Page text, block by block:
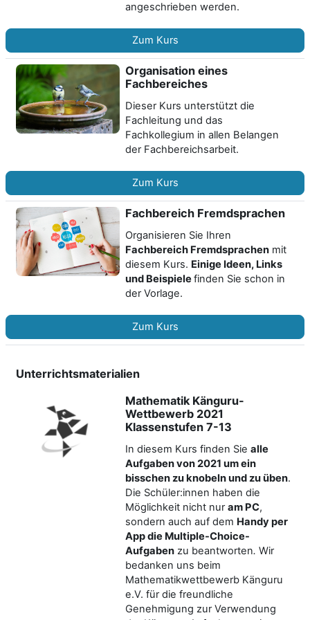
angeschrieben werden.
Zum Kurs
Organisation eines
Fachbereiches
Dieser Kurs unterstützt die
Fachleitung und das
Fachkollegium in allen Belangen
der Fachbereichsarbeit.
Zum Kurs
Fachbereich Fremdsprachen
Organisieren Sie Ihren
Fachbereich Fremdsprachen mit
diesem Kurs. Einige Ideen, Links
und Beispielefinden Sie schon in
der Vorlage.
Zum Kurs
Unterrichtsmaterialien
Mathematik Känguru-
Wettbewerb 2021
Klassenstufen 7-13
In diesem Kurs finden Sie alle
Aufgaben von 2021 um ein
bisschen zu knobeln und zu üben.
Die Schüler:innen haben die
Möglichkeit nicht nuram PC,
sondern auch auf dem Handy per
App die Multiple-Choice-
Aufgaben zu beantworten. Wir
bedanken uns beim
Mathematikwettbewerb Känguru
e.V. für die freundliche
Genehmigung zur Verwendung